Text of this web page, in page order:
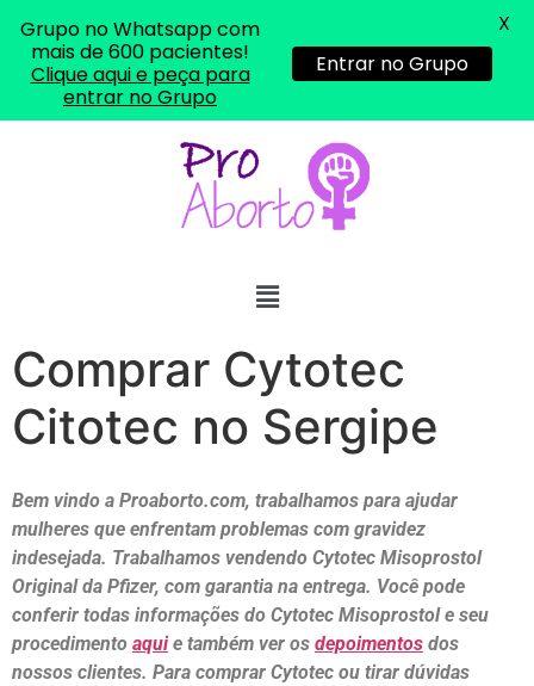
Comprar Cytotec
Citotec no Sergipe
Bem vindo a Proaborto.com, trabalhamos para ajudar
mulheres que enfrentam problemas com gravidez
indesejada. Trabalhamos vendendo Cytotec Misoprostol
Original da Pfizer, com garantia na entrega. Você pode
conferir todas informações do Cytotec Misoprostol e seu
procedimento aquie também ver os depoimentos dos
nossos clientes. Para comprar Cytotec ou tirar dúvidas
Grupo no Whatsapp com
mais de 600 pacientes!
Clique aqui e peça para
entrar no Grupo
Entrar no Grupo
X